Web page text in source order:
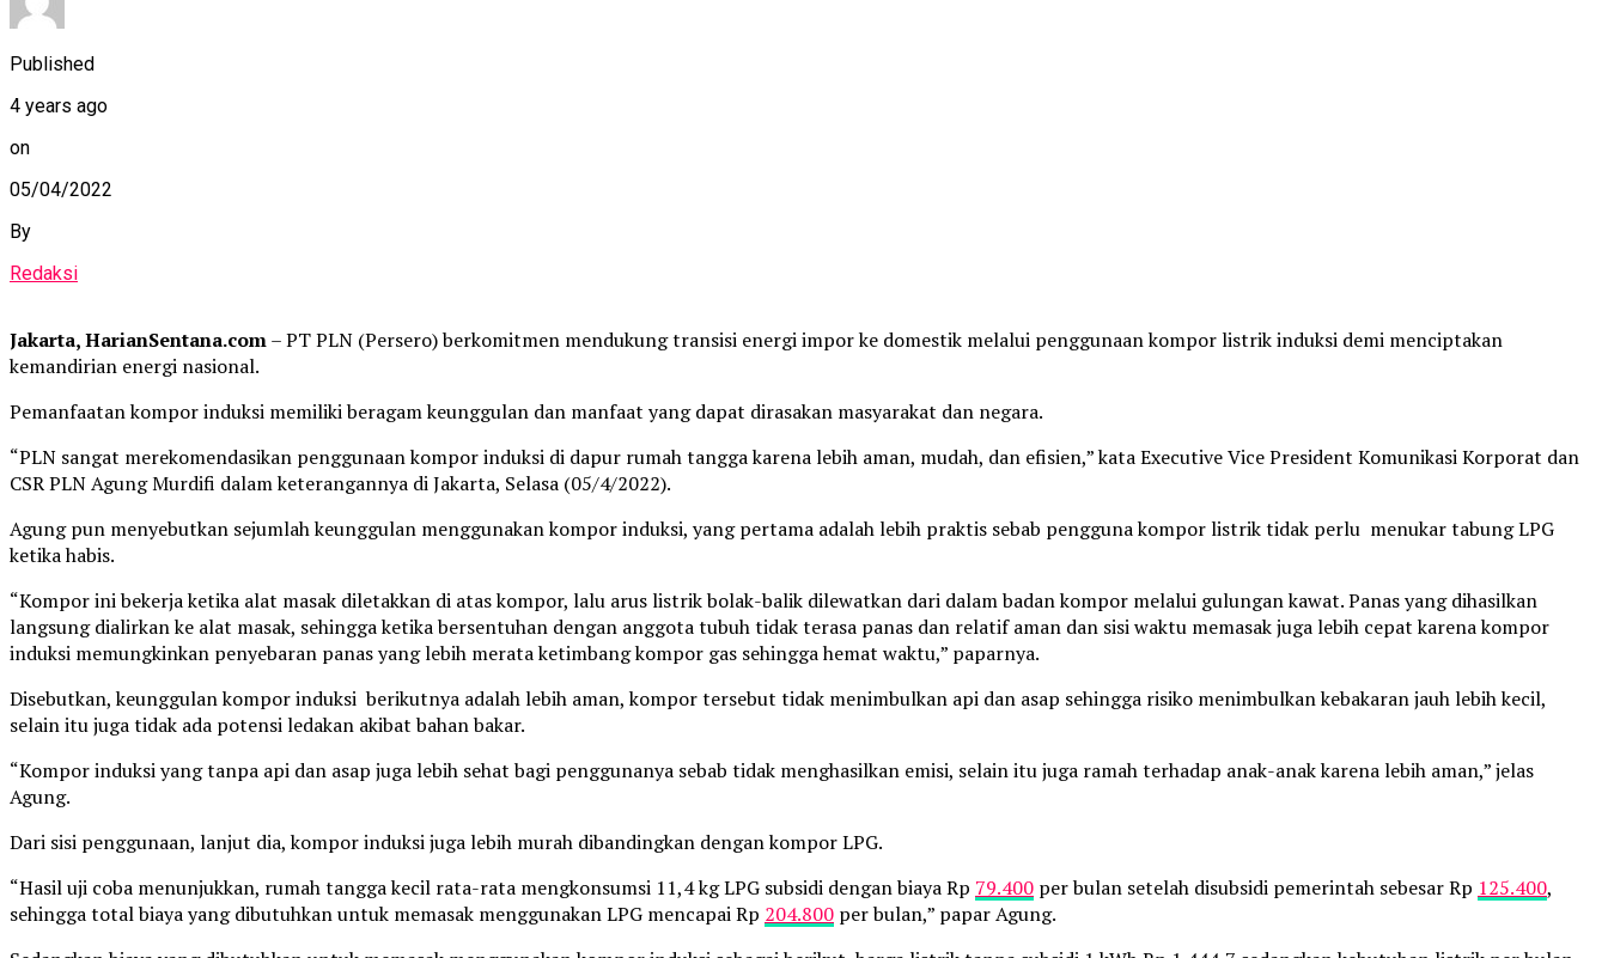
Published
4 years ago
on
05/04/2022
By
Redaksi
Jakarta, HarianSentana.com– PT PLN (Persero) berkomitmen mendukung transisi energi impor ke domestik melalui penggunaan kompor listrik induksi demi menciptakan
kemandirian energi nasional.
Pemanfaatan kompor induksi memiliki beragam keunggulan dan manfaat yang dapat dirasakan masyarakat dan negara.
“PLN sangat merekomendasikan penggunaan kompor induksi di dapur rumah tangga karena lebih aman, mudah, dan efisien,” kata Executive Vice President Komunikasi Korporat dan
CSR PLN Agung Murdifi dalam keterangannya di Jakarta, Selasa (05/4/2022).
Agung pun menyebutkan sejumlah keunggulan menggunakan kompor induksi, yang pertama adalah lebih praktis sebab pengguna kompor listrik tidak perlu menukar tabung LPG
ketika habis.
“Kompor ini bekerja ketika alat masak diletakkan di atas kompor, lalu arus listrik bolak-balik dilewatkan dari dalam badan kompor melalui gulungan kawat. Panas yang dihasilkan
langsung dialirkan ke alat masak, sehingga ketika bersentuhan dengan anggota tubuh tidak terasa panas dan relatif aman dan sisi waktu memasak juga lebih cepat karena kompor
induksi memungkinkan penyebaran panas yang lebih merata ketimbang kompor gas sehingga hemat waktu,” paparnya.
Disebutkan, keunggulan kompor induksi berikutnya adalah lebih aman, kompor tersebut tidak menimbulkan api dan asap sehingga risiko menimbulkan kebakaran jauh lebih kecil,
selain itu juga tidak ada potensi ledakan akibat bahan bakar.
“Kompor induksi yang tanpa api dan asap juga lebih sehat bagi penggunanya sebab tidak menghasilkan emisi, selain itu juga ramah terhadap anak-anak karena lebih aman,” jelas
Agung.
Dari sisi penggunaan, lanjut dia, kompor induksi juga lebih murah dibandingkan dengan kompor LPG.
“Hasil uji coba menunjukkan, rumah tangga kecil rata-rata mengkonsumsi 11,4 kg LPG subsidi dengan biaya Rp 79.400 per bulan setelah disubsidi pemerintah sebesar Rp 125.400,
sehingga total biaya yang dibutuhkan untuk memasak menggunakan LPG mencapai Rp 204.800 per bulan,” papar Agung.